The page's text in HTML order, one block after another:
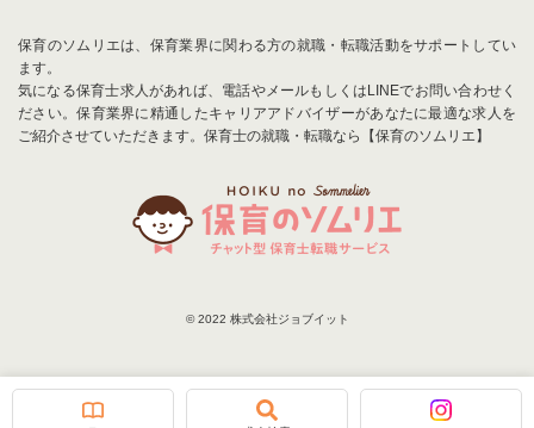
保育のソムリエは、保育業界に関わる方の就職・転職活動をサポートしてい
ます。
気になる保育士求人があれば、電話やメールもしくはLINEでお問い合わせく
ださい。保育業界に精通したキャリアアドバイザーがあなたに最適な求人を
ご紹介させていただきます。保育士の就職・転職なら【保育のソムリエ】
© 2022 株式会社ジョブイット